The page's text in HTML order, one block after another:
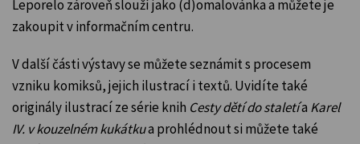
Leporelo zároveň slouží jako (d)omalovánka a můžete je
zakoupit v informačním centru.
V další části výstavy se můžete seznámit s procesem
vzniku komiksů, jejich ilustrací i textů. Uvidíte také
originály ilustrací ze série knih Cesty dětí do staletía Karel
IV. v kouzelném kukátkua prohlédnout si můžete také